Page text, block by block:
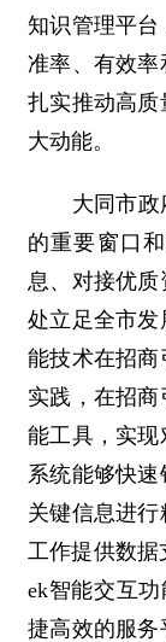
知识管理平
准率、有效率
扎实推动高
大动能。
大同市政府
的重要窗口
息、对接优
处立足全市
能技术在招商
实践，在招商
能工具，实
系统能够快
关键信息进
工作提供数据
ek智能交互
捷高效的服